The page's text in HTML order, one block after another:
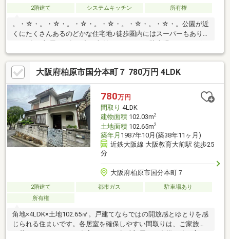
2階建て システムキッチン 所有権
。・☆・。・☆・。・☆・。・☆・。・☆・。・☆・。公園が近
くにたくさんあるのどかな住宅地♪徒歩圏内にはスーパーもありま
すよ♪各お部屋には押し入れ収納もあります！駐車場にはカーポー
ト付で雨の日も安心♪学校・柏原市立国分小学校まで徒歩１３分・
柏原市国分中学校まで徒歩７分。・☆・。・☆・。・☆・。・
☆・。・☆・。・☆・。
大阪府柏原市国分本町７ 780万円 4LDK
780万円
間取り 4LDK
建物面積102.03m2
土地面積102.65m2
築年月 1987年10月(築38年11ヶ月)
近鉄大阪線 大阪教育大前駅 徒歩25
分
大阪府柏原市国分本町７
2階建て 都市ガス
駐車場あり
所有権
角地×4LDK×土地102.65㎡。戸建てならではの開放感とゆとりを感
じられる住まいです。各居室を確保しやすい間取りは、ご家族で